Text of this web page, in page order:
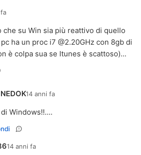
che su Win sia più reattivo di quello
ha un proc i7 @2.20GHz con 8gb di
è colpa sua se Itunes è scattoso)...
14 anni fa
Windows!!....
14 anni fa